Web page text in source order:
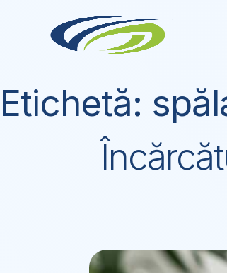
Etichetă: